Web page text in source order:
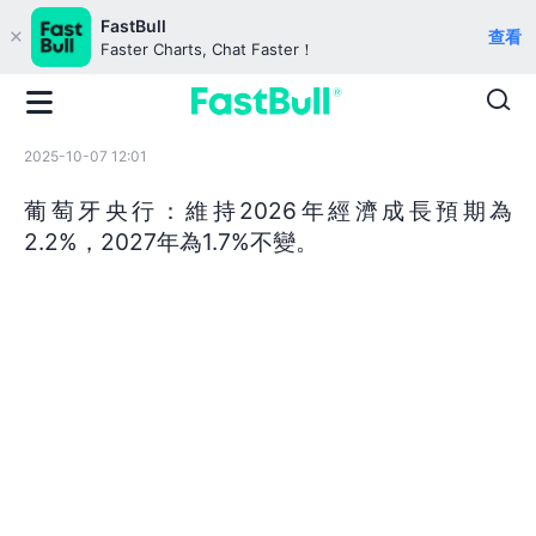
FastBull
Faster Charts, Chat Faster！
查看
2025-10-07 12:01
葡萄牙央行：維持2026年經濟成長預期為
2.2%，2027年為1.7%不變。